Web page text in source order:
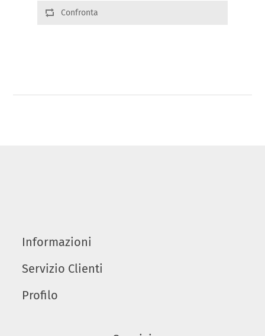
Confronta
Informazioni
Servizio Clienti
Profilo